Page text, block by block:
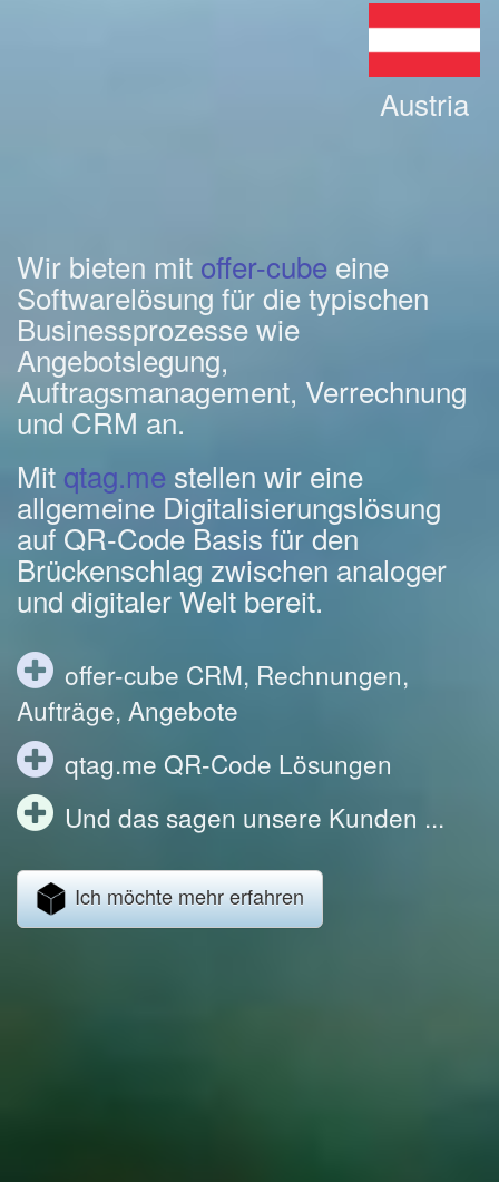
Austria
Wir bieten mit offer-cube eine
Softwarelösung für die typischen
Businessprozesse wie
Angebotslegung,
Auftragsmanagement, Verrechnung
und CRM an.
Mit qtag.me stellen wir eine
allgemeine Digitalisierungslösung
auf QR-Code Basis für den
Brückenschlag zwischen analoger
und digitaler Welt bereit.
offer-cube CRM, Rechnungen,
Aufträge, Angebote
qtag.me QR-Code Lösungen
Und das sagen unsere Kunden ...
Ich möchte mehr erfahren